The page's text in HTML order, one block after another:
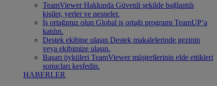
TeamViewer Hakkında Güvenli şekilde bağlantılı
kişiler, yerler ve nesneler.
İş ortağımız olun Global iş ortağı programı TeamUP’a
katılın.
Destek ekibine ulaşın Destek makalelerinde gezinin
veya ekibimize ulaşın.
Başarı öyküleri TeamViewer müşterilerinin elde ettikleri
sonuçları keşfedin.
HABERLER